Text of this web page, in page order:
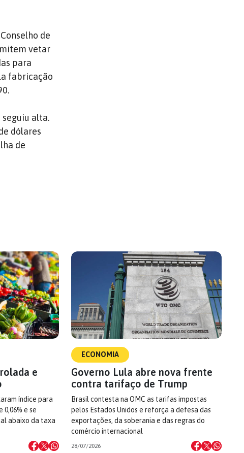
de
vetar
para
fabricação
alta.
dólares
de
e
índice para
0,06% e se
abaixo da taxa
ECONOMIA
Governo Lula abre nova frente
contra tarifaço de Trump
Brasil contesta na OMC as tarifas impostas
pelos Estados Unidos e reforça a defesa das
exportações, da soberania e das regras do
comércio internacional
28/07/2026